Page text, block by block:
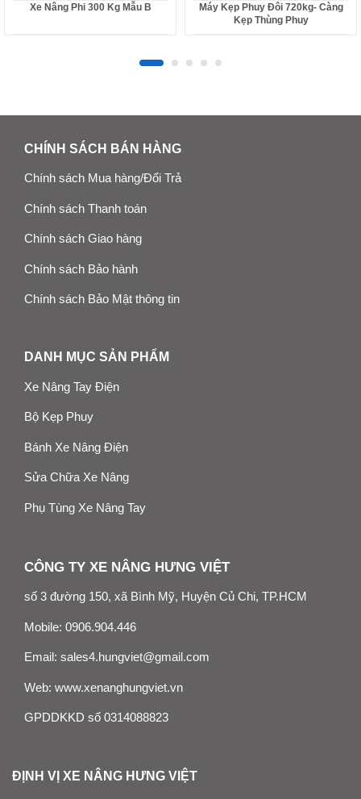
Xe Nâng Phi 300 Kg Mẫu B
Máy Kẹp Phuy Đôi 720kg- Càng
Kẹp Thùng Phuy
CHÍNH SÁCH BÁN HÀNG
Chính sách Mua hàng/Đổi Trả
Chính sách Thanh toán
Chính sách Giao hàng
Chính sách Bảo hành
Chính sách Bảo Mật thông tin
DANH MỤC SẢN PHẨM
Xe Nâng Tay Điện
Bộ Kẹp Phuy
Bánh Xe Nâng Điện
Sửa Chữa Xe Nâng
Phụ Tùng Xe Nâng Tay
CÔNG TY XE NÂNG HƯNG VIỆT
số 3 đường 150, xã Bình Mỹ, Huyện Củ Chi, TP.HCM
Mobile: 0906.904.446
Email: sales4.hungviet@gmail.com
Web: www.xenanghungviet.vn
GPDDKKD số 0314088823
ĐỊNH VỊ XE NÂNG HƯNG VIỆT